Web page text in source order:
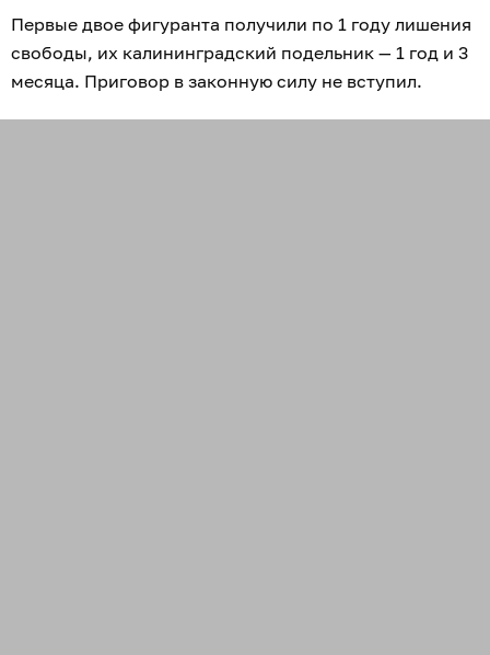
Первые двое фигуранта получили по 1 году лишения
свободы, их калининградский подельник — 1 год и 3
месяца. Приговор в законную силу не вступил.